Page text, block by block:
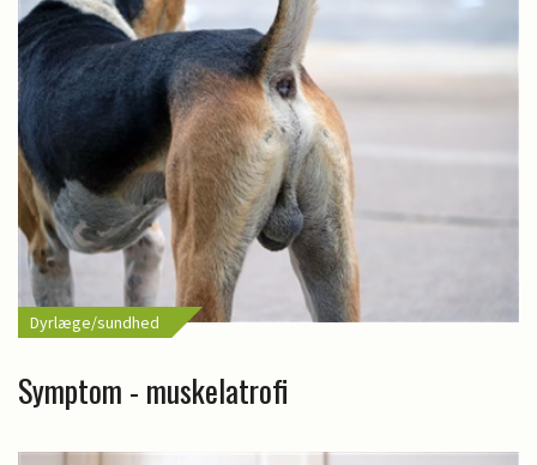
Dyrlæge/sundhed
Symptom - muskelatrofi